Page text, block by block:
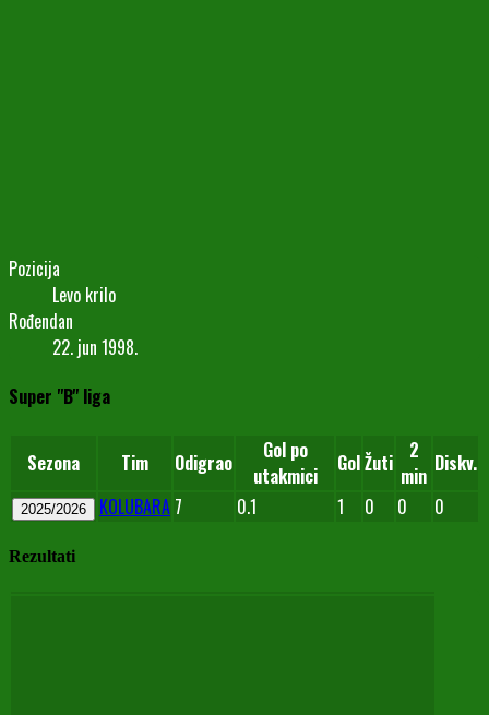
Pozicija
Levo krilo
Rođendan
22. jun 1998.
Super "B" liga
Sezona Tim Odigrao
Gol po
utakmici
GolŽuti
2
min Diskv.
2025/2026 KOLUBARA 7 0.1 1 0 0 0
Rezultati